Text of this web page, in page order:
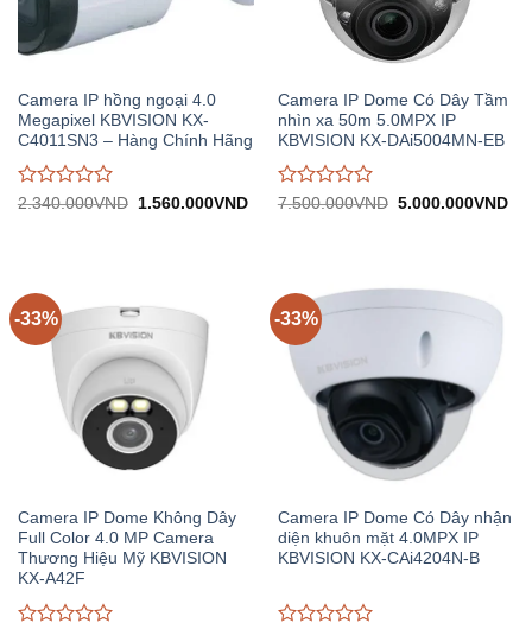
Camera IP hồng ngoại 4.0
Megapixel KBVISION KX-
C4011SN3 – Hàng Chính Hãng
Được
5
2.340.000VND
Giá
1.560.000VNDGiá
Camera IP Dome Có Dây Tầm
nhìn xa 50m 5.0MPX IP
KBVISION KX-DAi5004MN-EB
Được
5
7.500.000VND Giá
5.000.000VNDGiá
-33%
Camera IP Dome Không Dây
Full Color 4.0 MP Camera
Thương Hiệu Mỹ KBVISION
KX-A42F
-33%
Camera IP Dome Có Dây nhận
diện khuôn mặt 4.0MPX IP
KBVISION KX-CAi4204N-B